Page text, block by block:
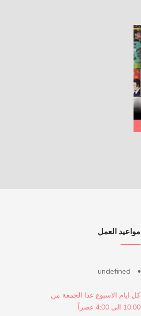
مواعيد العمل
undefined
كل ايام الاسبوع عدا الجمعة من
10:00 الى 4:00 عصراً